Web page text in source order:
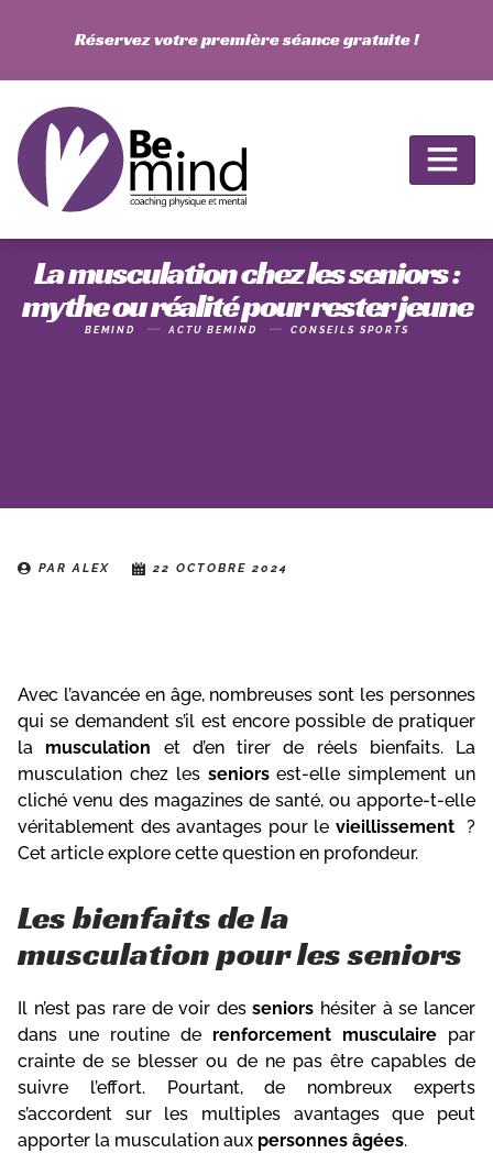
Réservez votre première séance gratuite !
La musculation chez les seniors :
mythe ou réalité pour rester jeune
BEMIND ACTU BEMIND CONSEILS SPORTS
PAR ALEX 22 OCTOBRE 2024
Avec l’avancée en âge, nombreuses sont les personnes
qui se demandent s’il est encore possible de pratiquer
la musculation et d’en tirer de réels bienfaits. La
musculation chez les seniorsest-elle simplement un
cliché venu des magazines de santé, ou apporte-t-elle
véritablement des avantages pour le vieillissement?
Cet article explore cette question en profondeur.
Les bienfaits de la
musculation pour les seniors
Il n’est pas rare de voir desseniors hésiter à se lancer
dans une routine de renforcement musculaire par
crainte de se blesser ou de ne pas être capables de
suivre l’effort. Pourtant, de nombreux experts
s’accordent sur les multiples avantages que peut
apporter la musculation aux personnes âgées.